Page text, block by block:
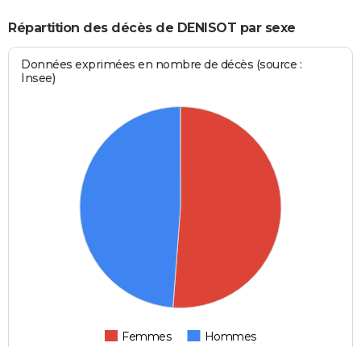
Répartition des décès de DENISOT par sexe
Données exprimées en nombre de décès (source :
Insee)
Femmes Hommes